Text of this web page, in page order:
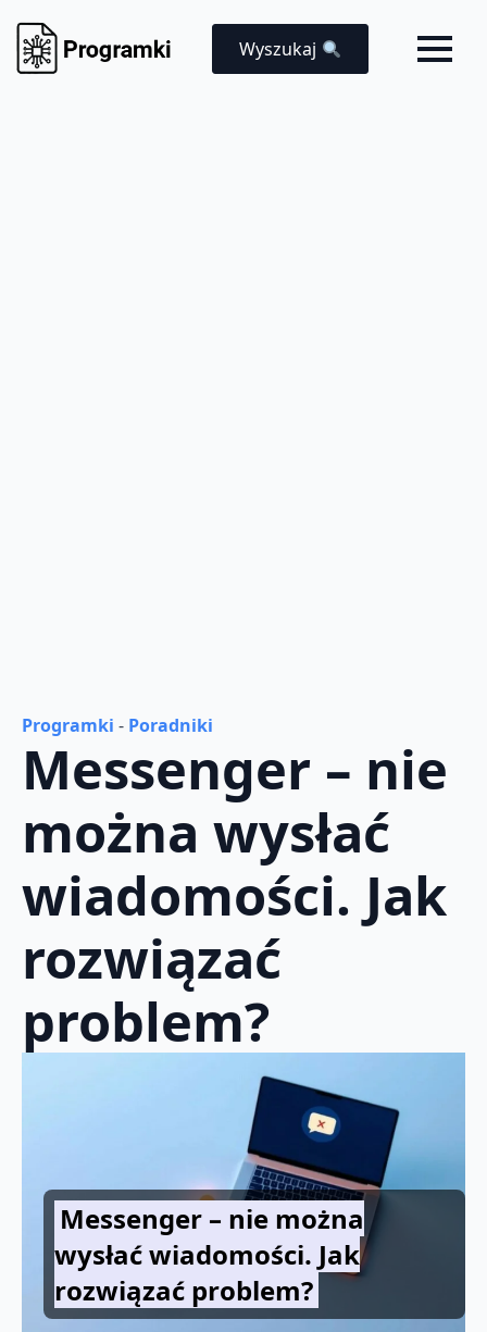
Wyszukaj
Programki - Poradniki
Messenger – nie
można wysłać
wiadomości. Jak
rozwiązać
problem?
Messenger – nie można
wysłać wiadomości. Jak
rozwiązać problem?